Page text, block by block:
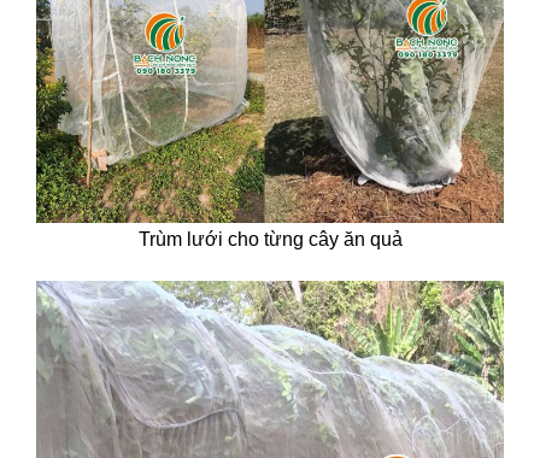
Trùm lưới cho từng cây ăn quả